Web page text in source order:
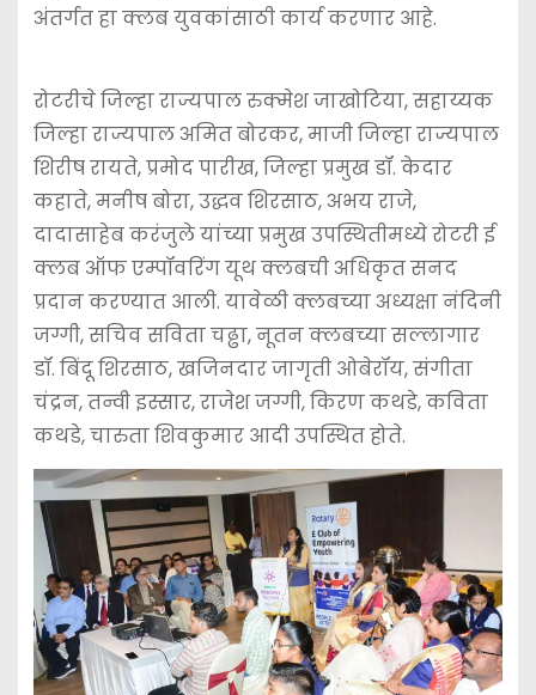
अंतर्गत हा क्लब युवकांसाठी कार्य करणार आहे.
रोटरीचे जिल्हा राज्यपाल रुक्मेश जाखोटिया, सहाय्यक
जिल्हा राज्यपाल अमित बोरकर, माजी जिल्हा राज्यपाल
शिरीष रायते, प्रमोद पारीख, जिल्हा प्रमुख डॉ. केदार
कहाते, मनीष बोरा, उद्धव शिरसाठ, अभय राजे,
दादासाहेब करंजुले यांच्या प्रमुख उपस्थितीमध्ये रोटरी ई
क्लब ऑफ एम्पॉवरिंग यूथ क्लबची अधिकृत सनद
प्रदान करण्यात आली. यावेळी क्लबच्या अध्यक्षा नंदिनी
जग्गी, सचिव सविता चढ्ढा, नूतन क्लबच्या सल्लागार
डॉ. बिंदू शिरसाठ, खजिनदार जागृती ओबेरॉय, संगीता
चंद्रन, तन्वी इस्सार, राजेश जग्गी, किरण कथडे, कविता
कथडे, चारुता शिवकुमार आदी उपस्थित होते.